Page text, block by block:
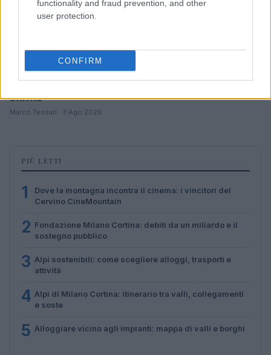
functionality and fraud prevention, and other
user protection.
CONFIRM
attività
Marco Tessari · 3 Ago 2026
PIÙ LETTI
1
Dove la montagna incontra il cinema: i vincitori del
Cervino CineMountain
2 Fondazione Milano Cortina: debiti da un miliardo e il
sostegno pubblico
3 Alpi sostenibili: come scegliere alloggi, trasporti e
attività
4 Alpi di Milano Cortina: itinerario tra valli, collegamenti
e soste
5 Alloggiare vicino agli impianti: mappa di valli e borghi